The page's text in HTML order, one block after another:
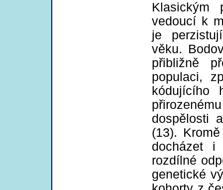
Klasickým
vedoucí k
je
věku.
přibližně
populaci,
kódujícího
dospělosti
(13).
docházet i
rozdílné
genetické